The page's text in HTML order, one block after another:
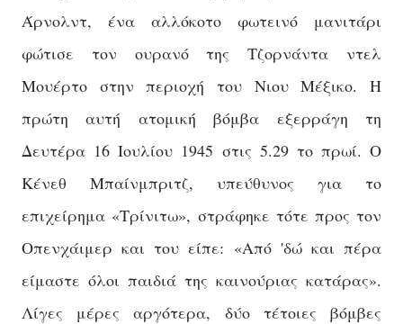
Άρνολντ, ένα αλλόκοτο φωτεινό μανιτάρι
φώτισε τον ουρανό της Τζορνάντα ντελ
Μουέρτο στην περιοχή του Νιου Μέξικο. Η
πρώτη αυτή ατομική βόμβα εξερράγη τη
Δευτέρα 16 Ιουλίου 1945 στις 5.29 το πρωί. Ο
Κένεθ Μπαίνμπριτζ, υπεύθυνος για το
επιχείρημα «Τρίνιτω», στράφηκε τότε προς τον
Οπενχάιμερ και του είπε: «Από 'δώ και πέρα
είμαστε όλοι παιδιά της καινούριας κατάρας».
Λίγες μέρες αργότερα, δύο τέτοιες βόμβες